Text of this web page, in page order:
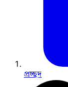
প্রচ্ছদ